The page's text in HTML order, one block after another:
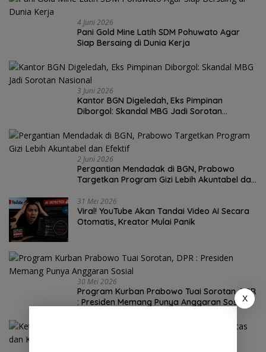
4 Juni 2026
Pani Gold Mine Latih SDM Pohuwato Agar
Siap Bersaing di Dunia Kerja
3 Juni 2026
Kantor BGN Digeledah, Eks Pimpinan
Diborgol: Skandal MBG Jadi Sorotan
2 Juni 2026
Pergantian Mendadak di BGN, Prabowo
Targetkan Program Gizi Lebih Akuntabel dan
31 Mei 2026
Viral! YouTube Akan Tandai Video AI Secara
Otomatis, Kreator Mulai Panik
30 Mei 2026
Program Kurban Prabowo Tuai Sorotan, DPR
: Presiden Memang Punya Anggaran Sosial
X